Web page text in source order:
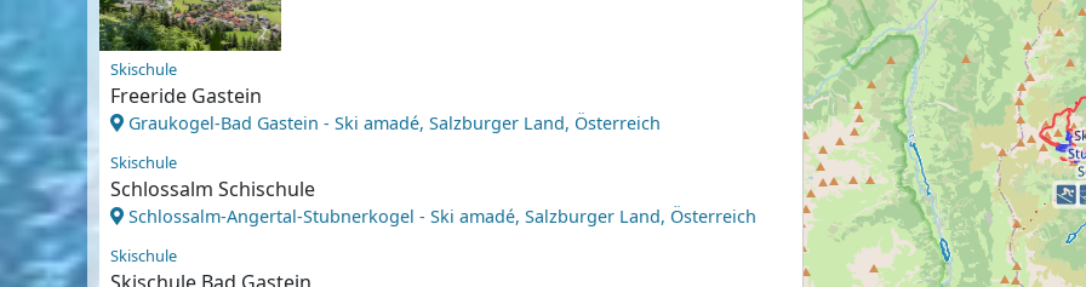
Skischule
Freeride Gastein
Graukogel-Bad Gastein - Ski amadé, Salzburger Land, Österreich
Skischule
Schlossalm Schischule
Schlossalm-Angertal-Stubnerkogel - Ski amadé, Salzburger Land, Österreich
Skischule
Skischule Bad Gastein